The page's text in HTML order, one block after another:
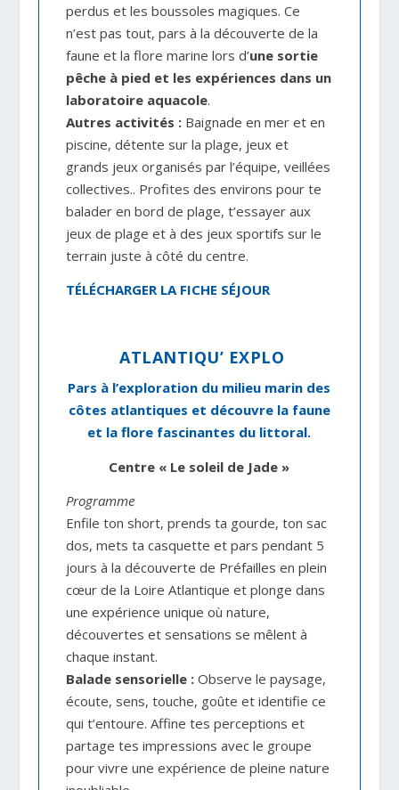
perdus et les boussoles magiques. Ce
n’est pas tout, pars à la découverte de la
faune et la flore marine lors d’une sortie
pêche à pied et les expériences dans un
laboratoire aquacole.
Autres activités :Baignade en mer et en
piscine, détente sur la plage, jeux et
grands jeux organisés par l’équipe, veillées
collectives.. Profites des environs pour te
balader en bord de plage, t’essayer aux
jeux de plage et à des jeux sportifs sur le
terrain juste à côté du centre.
TÉLÉCHARGER LA FICHE SÉJOUR
ATLANTIQU’ EXPLO
Pars à l’exploration du milieu marin des
côtes atlantiques et découvre la faune
et la flore fascinantes du littoral.
Centre « Le soleil de Jade »
Programme
Enfile ton short, prends ta gourde, ton sac
dos, mets ta casquette et pars pendant 5
jours à la découverte de Préfailles en plein
cœur de la Loire Atlantique et plonge dans
une expérience unique où nature,
découvertes et sensations se mêlent à
chaque instant.
Balade sensorielle :Observe le paysage,
écoute, sens, touche, goûte et identifie ce
qui t’entoure. Affine tes perceptions et
partage tes impressions avec le groupe
pour vivre une expérience de pleine nature